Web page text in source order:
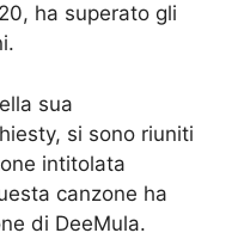
ha superato gli
sua
si sono riuniti
intitolata
canzone ha
di DeeMula.